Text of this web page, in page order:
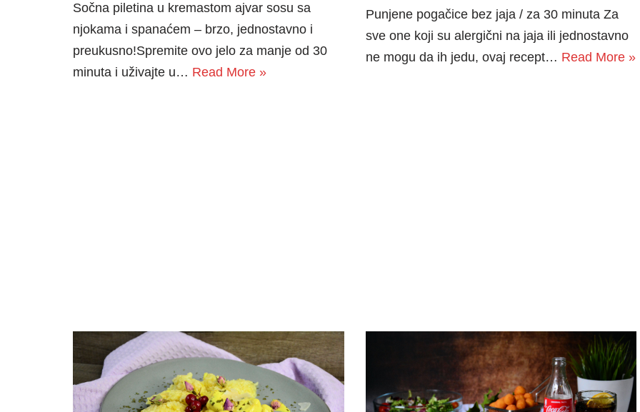
Sočna piletina u kremastom ajvar sosu sa
njokama i spanaćem – brzo, jednostavno i
preukusno!Spremite ovo jelo za manje od 30
minuta i uživajte u… Read More »
Punjene pogačice bez jaja / za 30 minuta Za
sve one koji su alergični na jaja ili jednostavno
ne mogu da ih jedu, ovaj recept… Read More »